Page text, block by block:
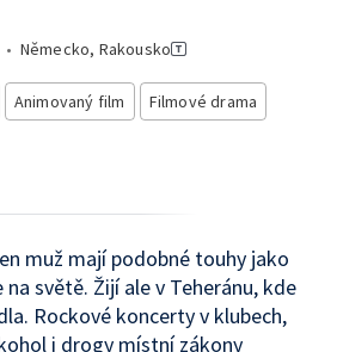
• Německo, Rakousko
Animovaný film Filmové drama
muž mají podobné touhy jako
světě. Žijí ale v Teheránu, kde
Rockové koncerty v klubech,
i drogy místní zákony